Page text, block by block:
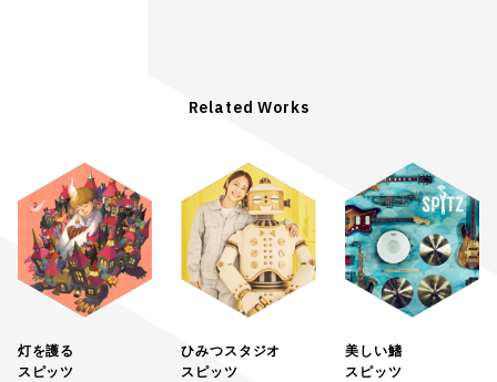
Related Works
灯を護る
スピッツ
ひみつスタジオ
スピッツ
美しい鰭
スピッツ